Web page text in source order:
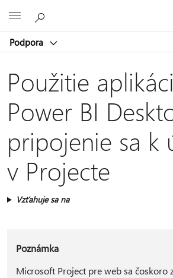
Podpora
Použitie
Power BI
pripojenie sa k
v Projecte
Vzťahuje sa na
Poznámka
Microsoft Project pre web sa čoskoro